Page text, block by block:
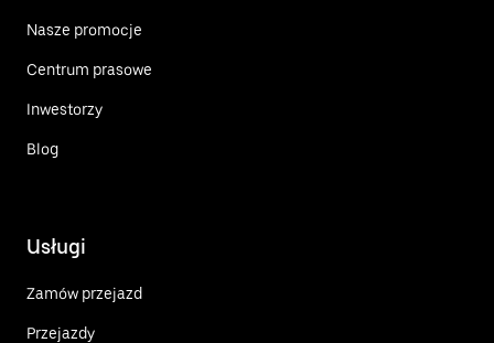
Nasze promocje
Centrum prasowe
Inwestorzy
Blog
Usługi
Zamów przejazd
Przejazdy